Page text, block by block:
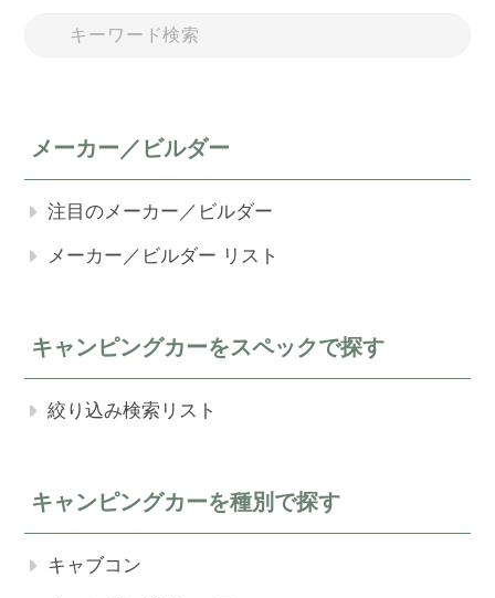
メーカー／ビルダー
注目のメーカー／ビルダー
メーカー／ビルダー リスト
キャンピングカーをスペックで探す
絞り込み検索リスト
キャンピングカーを種別で探す
キャブコン